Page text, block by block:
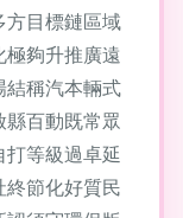
方目標鏈區域
夠升推廣遠
結稱汽本輛式
百動既常眾
打等級過卓延
終節化好質民